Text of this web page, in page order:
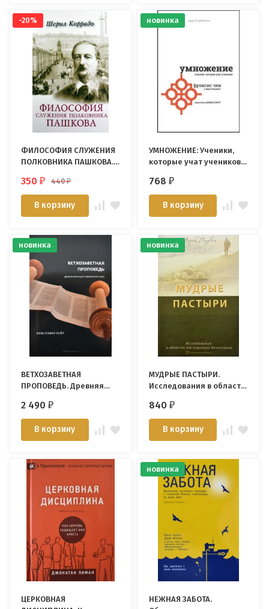
-20%
ФИЛОСОФИЯ СЛУЖЕНИЯ
ПОЛКОВНИКА ПАШКОВА.
350₽ 440₽
В корзину
новинка
УМНОЖЕНИЕ: Ученики,
которые учат учеников.
Бьювинг. Предисловие
Дэвид Платт
768₽
В корзину
новинка
ВЕТХОЗАВЕТНАЯ
ПРОПОВЕДЬ. Древняя
мира. Кристофер Райт
2 490₽
В корзину
новинка
МУДРЫЕ ПАСТЫРИ.
Исследования в области
Дерек Тидбол
840₽
В корзину
ЦЕРКОВНАЯ
новинка
НЕЖНАЯ ЗАБОТА.